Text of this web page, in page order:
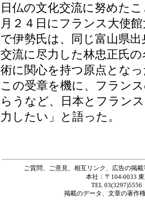
日仏の文化交流に努めた
月２４日にフランス大使
で伊勢氏は、同じ富山県
交流に尽力した林忠正氏
術に関心を持つ原点とな
この受章を機に、フラン
らうなど、日本とフラン
力したい」と語った。
ご質問、ご意見、相互リンク、広告の掲
本社：〒104-0033
TEL
掲載のデータ 、 文章の著作